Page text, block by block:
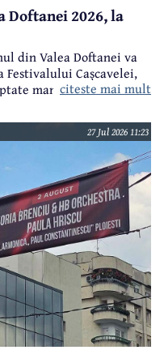
Doftanei 2026, la
din Valea Doftanei va
Festivalului Cașcavelei,
manifestări de acest
citeste mai mult
27 Jul 2026 11:23